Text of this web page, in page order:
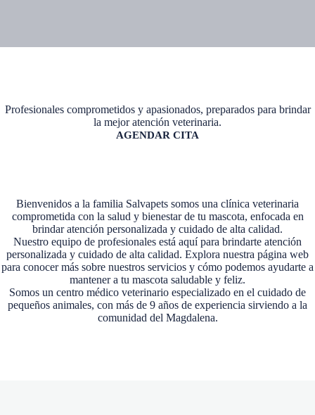
Profesionales comprometidos y apasionados, preparados para brindar
la mejor atención veterinaria.
AGENDAR CITA
Bienvenidos a la familia Salvapets somos una clínica veterinaria
comprometida con la salud y bienestar de tu mascota, enfocada en
brindar atención personalizada y cuidado de alta calidad.
Nuestro equipo de profesionales está aquí para brindarte atención
personalizada y cuidado de alta calidad. Explora nuestra página web
para conocer más sobre nuestros servicios y cómo podemos ayudarte a
mantener a tu mascota saludable y feliz.
Somos un centro médico veterinario especializado en el cuidado de
pequeños animales, con más de 9 años de experiencia sirviendo a la
comunidad del Magdalena.